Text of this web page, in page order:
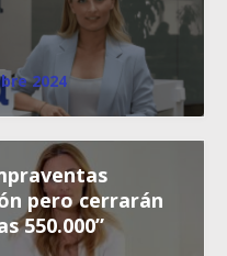
2024
pero cerrarán
550.000”